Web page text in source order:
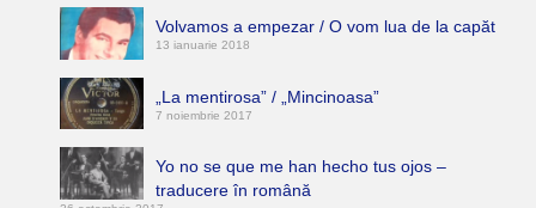
Volvamos a empezar / O vom lua de la capăt
13 ianuarie 2018
„La mentirosa” / „Mincinoasa”
7 noiembrie 2017
Yo no se que me han hecho tus ojos –
traducere în română